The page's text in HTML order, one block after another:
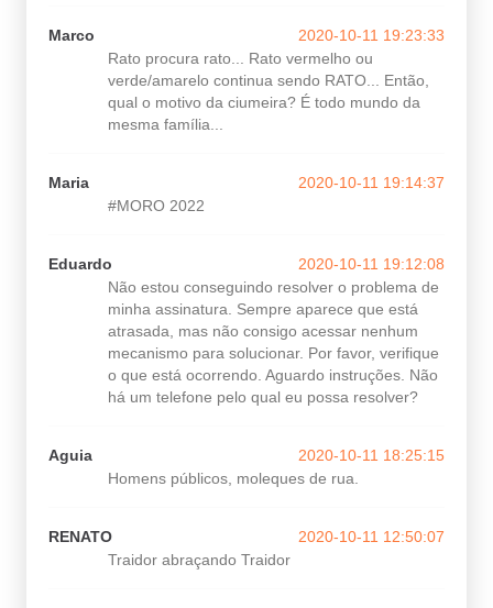
Marco
2020-10-11 19:23:33
Rato procura rato... Rato vermelho ou
verde/amarelo continua sendo RATO... Então,
qual o motivo da ciumeira? É todo mundo da
mesma família...
Maria
2020-10-11 19:14:37
#MORO 2022
Eduardo
2020-10-11 19:12:08
Não estou conseguindo resolver o problema de
minha assinatura. Sempre aparece que está
atrasada, mas não consigo acessar nenhum
mecanismo para solucionar. Por favor, verifique
o que está ocorrendo. Aguardo instruções. Não
há um telefone pelo qual eu possa resolver?
Aguia
2020-10-11 18:25:15
Homens públicos, moleques de rua.
RENATO
2020-10-11 12:50:07
Traidor abraçando Traidor